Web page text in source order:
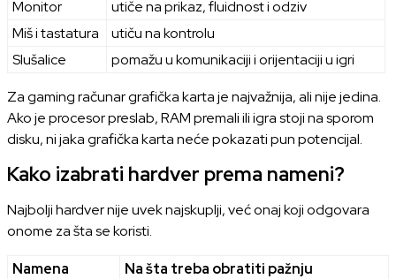
Monitor
utiče na prikaz, fluidnost i odziv
Miš i tastatura
utiču na kontrolu
Slušalice
pomažu u komunikaciji i orijentaciji u igri
Za gaming računar grafička karta je najvažnija, ali nije jedina.
Ako je procesor preslab, RAM premali ili igra stoji na sporom
disku, ni jaka grafička karta neće pokazati pun potencijal.
Kako izabrati hardver prema nameni?
Najbolji hardver nije uvek najskuplji, već onaj koji odgovara
onome za šta se koristi.
Namena
Na šta treba obratiti pažnju